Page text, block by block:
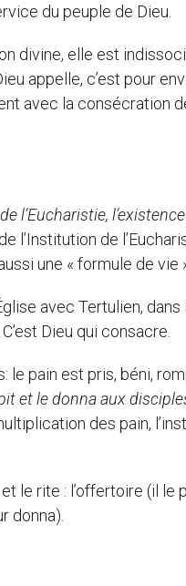
du peuple de Dieu.
divine, elle est
appelle, c’est pour
avec la consécration
l’Eucharistie, l’existence
l’Institution de
une « formule de vie
avec Tertulien, dans
Dieu qui consacre.
le pain est pris, béni,
et le donna aux
des pain,
le rite : l’offertoire (il le
donna).